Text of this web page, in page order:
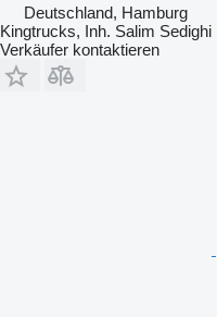
Deutschland, Hamburg
Kingtrucks, Inh. Salim Sedighi
Verkäufer kontaktieren